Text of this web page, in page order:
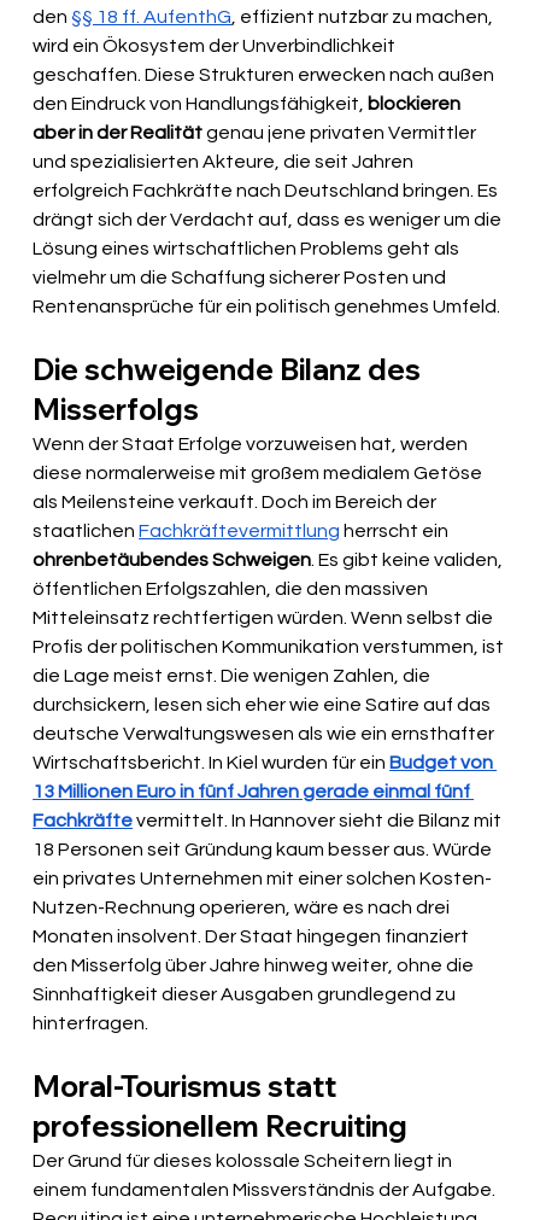
den §§ 18 ff. AufenthG , effizient nutzbar zu machen,
wird ein Ökosystem der Unverbindlichkeit
geschaffen. Diese Strukturen erwecken nach außen
den Eindruck von Handlungsfähigkeit,
blockieren
aber in der Realität genau jene privaten Vermittler
und spezialisierten Akteure, die seit Jahren
erfolgreich Fachkräfte nach Deutschland bringen. Es
drängt sich der Verdacht auf, dass es weniger um die
Lösung eines wirtschaftlichen Problems geht als
vielmehr um die Schaffung sicherer Posten und
Rentenansprüche für ein politisch genehmes Umfeld.
Die schweigende Bilanz des
Misserfolgs
Wenn der Staat Erfolge vorzuweisen hat, werden
diese normalerweise mit großem medialem Getöse
als Meilensteine verkauft. Doch im Bereich der
staatlichen Fachkräftevermittlung herrscht ein
ohrenbetäubendes Schweigen . Es gibt keine validen,
öffentlichen Erfolgszahlen, die den massiven
Mitteleinsatz rechtfertigen würden. Wenn selbst die
Profis der politischen Kommunikation verstummen, ist
die Lage meist ernst. Die wenigen Zahlen, die
durchsickern, lesen sich eher wie eine Satire auf das
deutsche Verwaltungswesen als wie ein ernsthafter
Wirtschaftsbericht. In Kiel wurden für ein Budget von
13 Millionen Euro in fünf Jahren gerade einmal fünf
Fachkräfte vermittelt. In Hannover sieht die Bilanz mit
18 Personen seit Gründung kaum besser aus. Würde
ein privates Unternehmen mit einer solchen Kosten-
Nutzen-Rechnung operieren, wäre es nach drei
Monaten insolvent. Der Staat hingegen finanziert
den Misserfolg über Jahre hinweg weiter, ohne die
Sinnhaftigkeit dieser Ausgaben grundlegend zu
hinterfragen.
Moral-Tourismus statt
professionellem Recruiting
Der Grund für dieses kolossale Scheitern liegt in
einem fundamentalen Missverständnis der Aufgabe.